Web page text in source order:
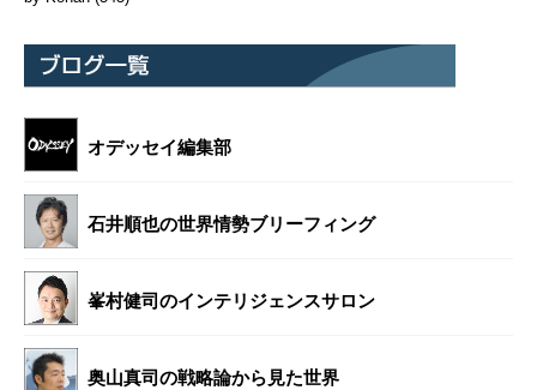
オデッセイ編集部
石井順也の世界情勢ブリーフィング
峯村健司のインテリジェンスサロン
奥山真司の戦略論から見た世界